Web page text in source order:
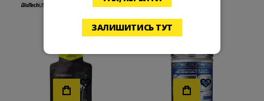
Хочу!
ЗАЛИШИТИСЬ ТУТ